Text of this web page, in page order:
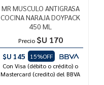
MR MUSCULO ANTIGRASA
COCINA NARAJA DOYPACK
450 ML
Precio $U 170
$U 145
15%OFF
Con Visa (débito o crédito) o
Mastercard (credito) del BBVA